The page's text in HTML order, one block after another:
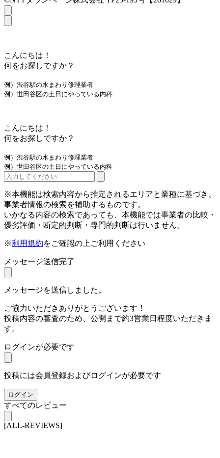
こんにちは！
何をお探しですか？
例）渋谷駅の水まわり修理業者
例）世田谷区の土日にやっている内科
こんにちは！
何をお探しですか？
例）渋谷駅の水まわり修理業者
例）世田谷区の土日にやっている内科
※本機能は検索内容から推定されるエリアと業種に基づき、
事業者情報の検索を補助するものです。
いかなる内容の検索であっても、本機能では事業者の比較・
優劣評価・断定的判断・専門的判断は行いません。
※利用規約をご確認の上ご利用ください
メッセージ送信完了
メッセージを送信しました。
ご協力いただきありがとうございます！
投稿内容の審査のため、公開まで約3営業日程度いただきま
す。
ログインが必要です
投稿には会員登録およびログインが必要です
ログイン
すべてのレビュー
[ALL-REVIEWS]